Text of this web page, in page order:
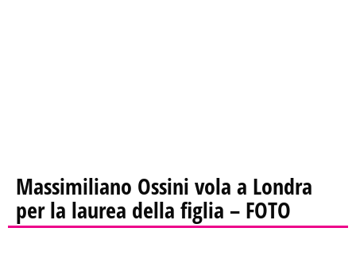
Massimiliano Ossini vola a Londra
per la laurea della figlia – FOTO